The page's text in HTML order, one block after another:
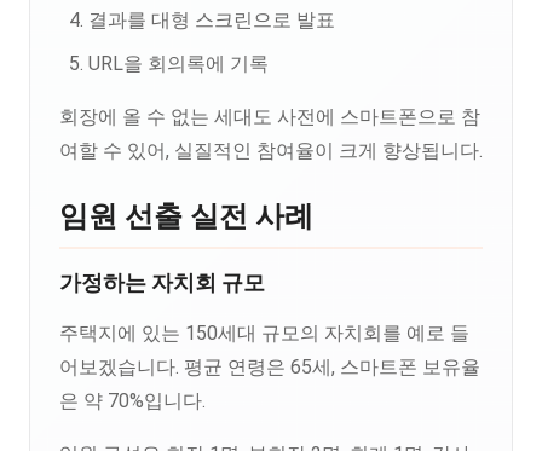
결과를 대형 스크린으로 발표
URL을 회의록에 기록
회장에 올 수 없는 세대도 사전에 스마트폰으로 참
여할 수 있어, 실질적인 참여율이 크게 향상됩니다.
임원 선출 실전 사례
가정하는 자치회 규모
주택지에 있는 150세대 규모의 자치회를 예로 들
어보겠습니다. 평균 연령은 65세, 스마트폰 보유율
은 약 70%입니다.